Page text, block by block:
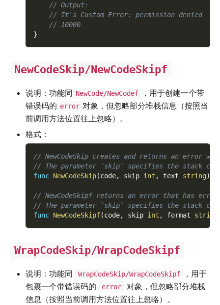
// Output:
// It's Custom Error: permission denied
// 10000
}
NewCodeSkip/NewCodeSkipf
说明：功能同 NewCode/NewCodef
，用于创建一个带
错误码的 error 对象，但忽略部分堆栈信息（按照当
前调用方法位置往上忽略）。
格式：
// NewCodeSkip creates and returns an error
// The parameter `skip` specifies the stack
func NewCodeSkip(code, skip int , text string)
// NewCodeSkipf returns an error that has
// The parameter `skip` specifies the stack
func NewCodeSkipf(code, skip int , format string
WrapCodeSkip/WrapCodeSkipf
说明：功能同 WrapCodeSkip/WrapCodeSkipf
，用于
包裹一个带错误码的
error
对象，但忽略部分堆栈
信息（按照当前调用方法位置往上忽略）。